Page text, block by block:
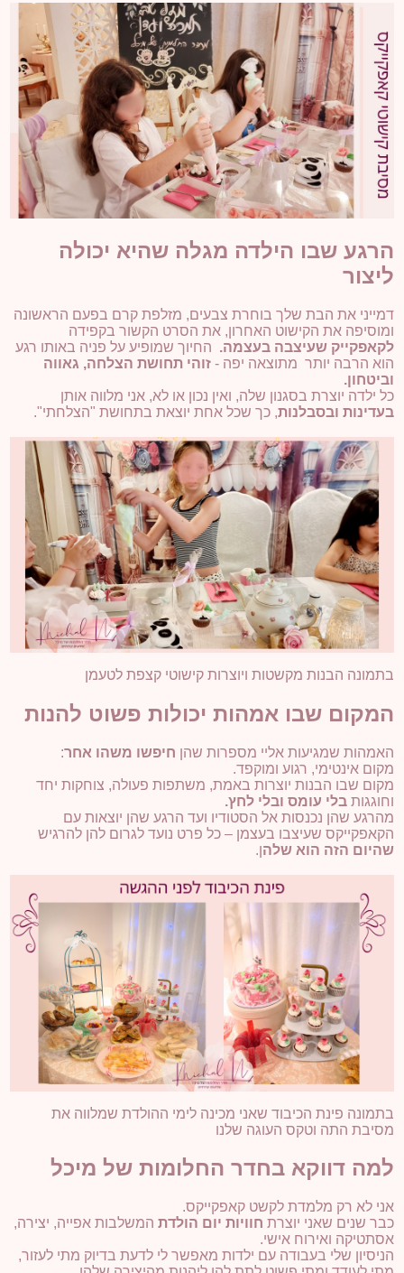
הרגע שבו הילדה מגלה שהיא יכולה
ליצור
דמייני את הבת שלך בוחרת צבעים, מזלפת קרם בפעם הראשונה
ומוסיפה את הקישוט האחרון, את הסרט הקשור בקפידה
לקאפקייק שעיצבה בעצמה. החיוך שמופיע על פניה באותו רגע
הוא הרבה יותר מתוצאה יפה - זוהי תחושת הצלחה, גאווה
וביטחון.
כל ילדה יוצרת בסגנון שלה, ואין נכון או לא, אני מלווה אותן
בעדינות ובסבלנות, כך שכל אחת יוצאת בתחושת "הצלחתי".
בתמונה הבנות מקשטות ויוצרות קישוטי קצפת לטעמן
המקום שבו אמהות יכולות פשוט להנות
האמהות שמגיעות אליי מספרות שהן חיפשו משהו אחר:
מקום אינטימי, רגוע ומוקפד.
מקום שבו הבנות יוצרות באמת, משתפות פעולה, צוחקות יחד
וחוגגות בלי עומס ובלי לחץ.
מהרגע שהן נכנסות אל הסטודיו ועד הרגע שהן יוצאות עם
הקאפקייקס שעיצבו בעצמן – כל פרט נועד לגרום להן להרגיש
שהיום הזה הוא שלהן.
בתמונה פינת הכיבוד שאני מכינה לימי ההולדת שמלווה את
מסיבת התה וטקס העוגה שלנו
למה דווקא בחדר החלומות של מיכל
אני לא רק מלמדת לקשט קאפקייקס.
כבר שנים שאני יוצרת חוויות יום הולדת המשלבות אפייה, יצירה,
אסתטיקה ואירוח אישי.
הניסיון שלי בעבודה עם ילדות מאפשר לי לדעת בדיוק מתי לעזור,